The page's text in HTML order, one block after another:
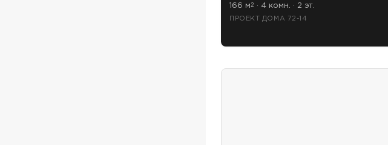
166 м2 · 4 комн. · 2 эт.
ПРОЕКТ ДОМА 72-14